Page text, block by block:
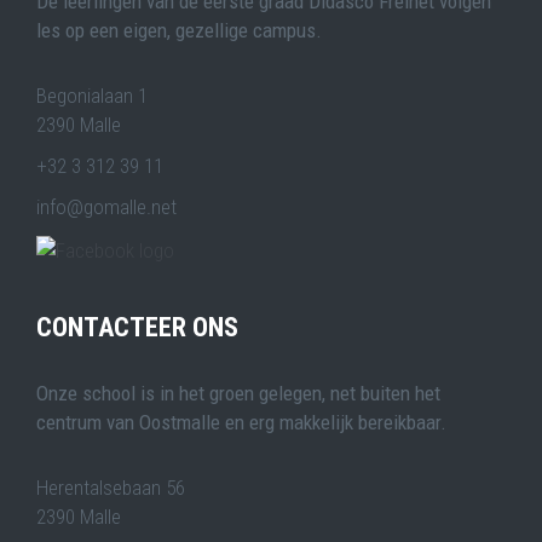
les op een eigen, gezellige campus.
Begonialaan 1
2390 Malle
+32 3 312 39 11
info@gomalle.net
CONTACTEER ONS
Onze school is in het groen gelegen, net buiten het
centrum van Oostmalle en erg makkelijk bereikbaar.
Herentalsebaan 56
2390 Malle